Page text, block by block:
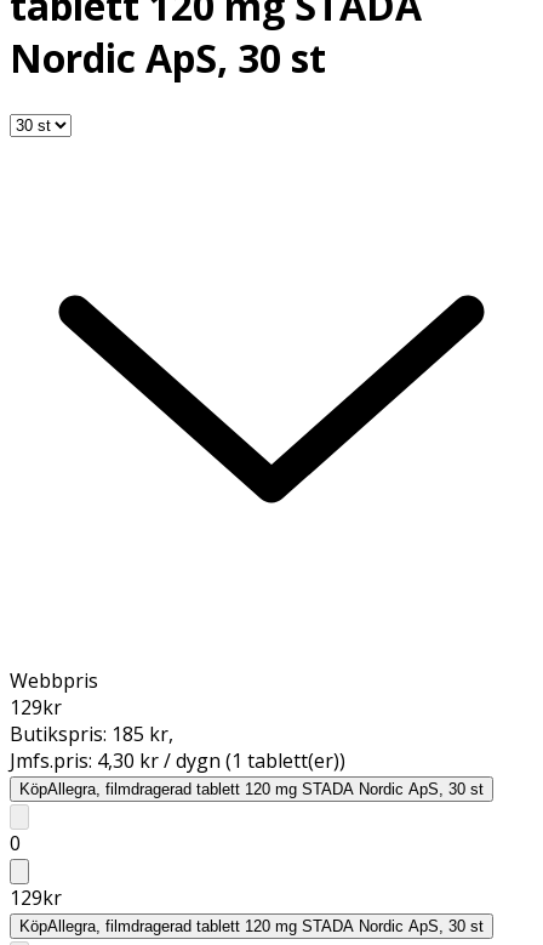
Nordic ApS, 30 st
Webbpris
129kr
Butikspris: 185 kr,
Jmfs.pris: 4,30 kr / dygn (1 tablett(er))
KöpAllegra, filmdragerad tablett 120 mg STADA Nordic ApS, 30 st
0
129kr
KöpAllegra, filmdragerad tablett 120 mg STADA Nordic ApS, 30 st